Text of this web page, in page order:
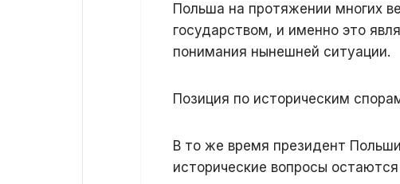
Польша на протяжении многих
государством, и именно это
понимания нынешней ситуации.
Позиция по историческим
В то же время президент
исторические вопросы